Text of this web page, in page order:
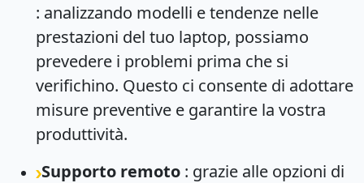
: analizzando modelli e tendenze nelle
prestazioni del tuo laptop, possiamo
prevedere i problemi prima che si
verifichino. Questo ci consente di adottare
misure preventive e garantire la vostra
produttività.
Supporto remoto : grazie alle opzioni di